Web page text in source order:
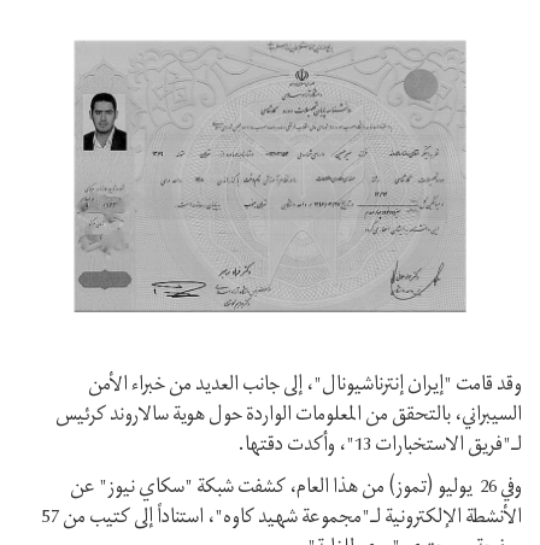
وقد قامت "إيران إنترناشيونال"، إلى جانب العديد من خبراء الأمن
السيبراني، بالتحقق من المعلومات الواردة حول هوية سالاروند كرئيس
لـ"فريق الاستخبارات 13"، وأكدت دقتها.
وفي 26 يوليو (تموز) من هذا العام، كشفت شبكة "سكاي نيوز" عن
الأنشطة الإلكترونية لـ"مجموعة شهيد كاوه"، استناداً إلى كتيب من 57